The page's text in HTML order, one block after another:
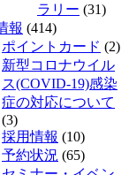
ラリー (31)
報 (414)
ポイントカード (2)
新型コロナウイル
ス(COVID-19)感染
症の対応について
(3)
採用情報 (10)
予約状況 (65)